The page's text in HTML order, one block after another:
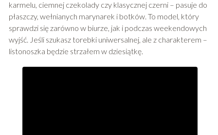
karmelu, ciemnej czekolady czy klasycznej czerni – pasuje do
płaszczy, wełnianych marynarek i botków. To model, który
sprawdzi się zarówno w biurze, jak i podczas weekendowych
wyjść. Jeśli szukasz torebki uniwersalnej, ale z charakterem –
listonoszka będzie strzałem w dziesiątkę.